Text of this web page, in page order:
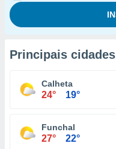
Principais cidades
Calheta
24° 19°
Funchal
27° 22°